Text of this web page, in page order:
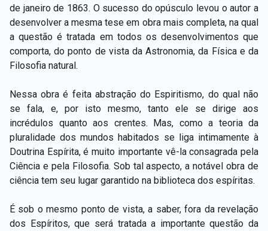
de janeiro de 1863. O sucesso do opúsculo levou o autor a
desenvolver a mesma tese em obra mais completa, na qual
a questão é tratada em todos os desenvolvimentos que
comporta, do ponto de vista da Astronomia, da Física e da
Filosofia natural.
Nessa obra é feita abstração do Espiritismo, do qual não
se fala, e, por isto mesmo, tanto ele se dirige aos
incrédulos quanto aos crentes. Mas, como a teoria da
pluralidade dos mundos habitados se liga intimamente à
Doutrina Espírita, é muito importante vê-la consagrada pela
Ciência e pela Filosofia. Sob tal aspecto, a notável obra de
ciência tem seu lugar garantido na biblioteca dos espíritas.
É sob o mesmo ponto de vista, a saber, fora da revelação
dos Espíritos, que será tratada a importante questão da